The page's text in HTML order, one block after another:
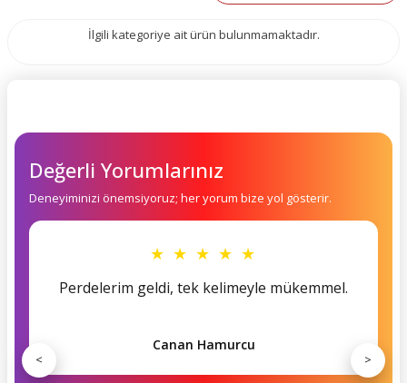
İlgili kategoriye ait ürün bulunmamaktadır.
Değerli Yorumlarınız
Deneyiminizi önemsiyoruz; her yorum bize yol gösterir.
★ ★ ★ ★ ★
Perdelerim geldi, tek kelimeyle mükemmel.
Canan Hamurcu
< >